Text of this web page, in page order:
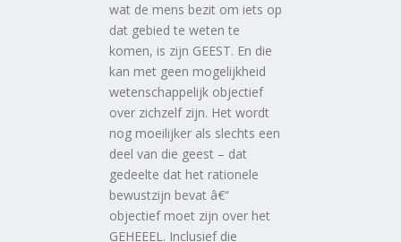
wat de mens bezit om iets op
dat gebied te weten te
komen, is zijn GEEST. En die
kan met geen mogelijkheid
wetenschappelijk objectief
over zichzelf zijn. Het wordt
nog moeilijker als slechts een
deel van die geest – dat
gedeelte dat het rationele
bewustzijn bevat â€“
objectief moet zijn over het
GEHEEEL. Inclusief die